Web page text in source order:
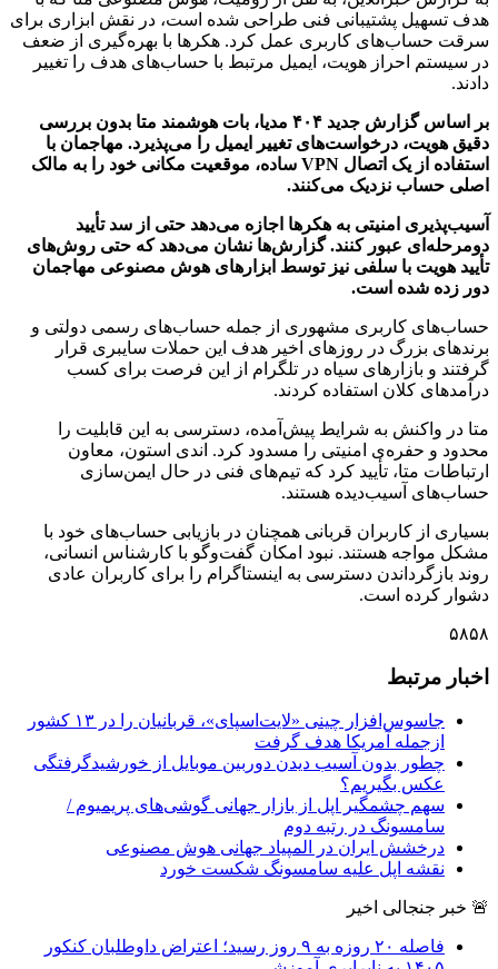
هدف تسهیل پشتیبانی فنی طراحی شده است، در نقش ابزاری برای
سرقت حساب‌های کاربری عمل کرد. هکرها با بهره‌گیری از ضعف
در سیستم احراز هویت، ایمیل مرتبط با حساب‌های هدف را تغییر
دادند.
بر اساس گزارش جدید ۴۰۴ مدیا، بات هوشمند متا بدون بررسی
دقیق هویت، درخواست‌های تغییر ایمیل را می‌پذیرد. مهاجمان با
استفاده از یک اتصال VPN ساده، موقعیت مکانی خود را به مالک
اصلی حساب نزدیک می‌کنند.
آسیب‌پذیری امنیتی به هکرها اجازه می‌دهد حتی از سد تأیید
دومرحله‌ای عبور کنند. گزارش‌ها نشان می‌دهد که حتی روش‌های
تأیید هویت با سلفی نیز توسط ابزارهای هوش مصنوعی مهاجمان
دور زده شده است.
حساب‌های کاربری مشهوری از جمله حساب‌های رسمی دولتی و
برندهای بزرگ در روزهای اخیر هدف این حملات سایبری قرار
گرفتند و بازارهای سیاه در تلگرام از این فرصت برای کسب
درآمدهای کلان استفاده کردند.
متا در واکنش به شرایط پیش‌آمده، دسترسی به این قابلیت را
محدود و حفره‌ی امنیتی را مسدود کرد. اندی استون، معاون
ارتباطات متا، تأیید کرد که تیم‌های فنی در حال ایمن‌سازی
حساب‌های آسیب‌دیده هستند.
بسیاری از کاربران قربانی همچنان در بازیابی حساب‌های خود با
مشکل مواجه هستند. نبود امکان گفت‌وگو با کارشناس انسانی،
روند بازگرداندن دسترسی به اینستاگرام را برای کاربران عادی
دشوار کرده است.
۵۸۵۸
اخبار مرتبط
جاسوس‌افزار چینی «لایت‌اسپای»، قربانیان را در ۱۳ کشور
ازجمله آمریکا هدف گرفت
چطور بدون آسیب دیدن دوربین موبایل از خورشیدگرفتگی
عکس بگیریم؟
سهم چشمگیر اپل از بازار جهانی گوشی‌های پریمیوم /
سامسونگ در رتبه دوم
درخشش ایران در المپیاد جهانی هوش مصنوعی
نقشه اپل علیه سامسونگ شکست خورد
🚨 خبر جنجالی اخیر
فاصله ۲۰ روزه به ۹ روز رسید؛ اعتراض داوطلبان کنکور